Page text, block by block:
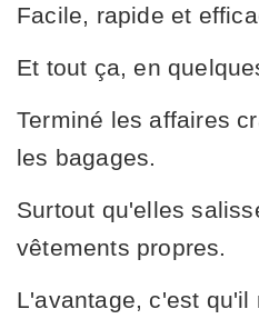
Facile, rapide et
Et tout ça, en
Terminé les affaires
les bagages.
Surtout qu'elles
vêtements propres.
L'avantage, c'est qu'il